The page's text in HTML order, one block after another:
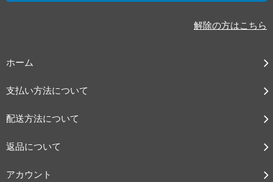
解除の方はこちら
ホーム
支払い方法について
配送方法について
返品について
アカウント